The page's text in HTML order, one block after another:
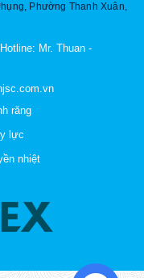
Phường Thanh Xuân,
Mr. Thuan -
răng
lực
nhiệt